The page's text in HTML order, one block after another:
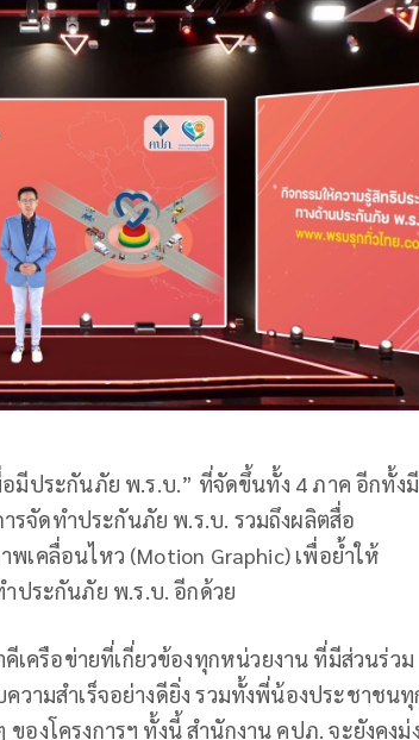
มีประกันภัย พ.ร.บ.” ที่จัดขึ้นทั้ง 4 ภาค อีกทั้ง
รจัดทำประกันภัย พ.ร.บ. รวมถึงผลิตสื่อ
คลื่อนไหว (Motion Graphic) เพื่อย้ำให้
ประกันภัย พ.ร.บ. อีกด้วย
ครือข่ายที่เกี่ยวข้องทุกหน่วยงาน ที่มีส่วนร่วม
วามสำเร็จอย่างดียิ่ง รวมทั้งพี่น้องประชาชนทุ
องโครงการฯ ทั้งนี้ สำนักงาน คปภ. จะยังคงมุ่